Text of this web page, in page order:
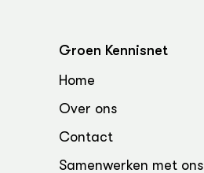
Groen Kennisnet
Home
Over ons
Contact
Samenwerken met ons